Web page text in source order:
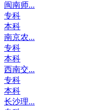
闽南师...
专科
本科
南京农...
专科
本科
西南交...
专科
本科
长沙理...